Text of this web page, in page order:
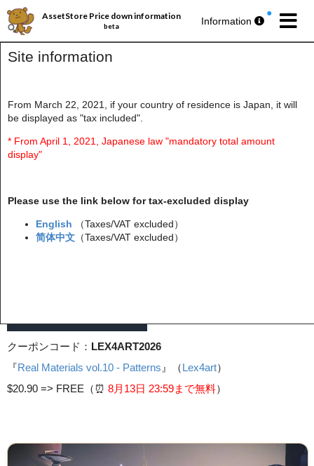
Site information
From March 22, 2021, if your country of residence is Japan, it will
be displayed as "tax included".
* From April 1, 2021, Japanese law "mandatory total amount
display"
Please use the link below for tax-excluded display
English
（Taxes/VAT excluded）
简体中文 （Taxes/VAT excluded）
AssetStore Price down information
beta Information
パブリッシャー丸ごとセール第193弾
今週の 無料アセットプレゼント🎁
クーポンコード： LEX4ART2026
『Real Materials vol.10 - Patterns 』（Lex4art）
$20.90 => FREE（⏰️ 8月13日 23:59まで無料）